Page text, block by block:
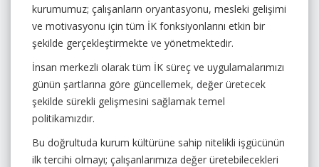
kurumumuz; çalışanların oryantasyonu, mesleki gelişimi
ve motivasyonu için tüm İK fonksiyonlarını etkin bir
şekilde gerçekleştirmekte ve yönetmektedir.
İnsan merkezli olarak tüm İK süreç ve uygulamalarımızı
günün şartlarına göre güncellemek, değer üretecek
şekilde sürekli gelişmesini sağlamak temel
politikamızdır.
Bu doğrultuda kurum kültürüne sahip nitelikli işgücünün
ilk tercihi olmayı; çalışanlarımıza değer üretebilecekleri